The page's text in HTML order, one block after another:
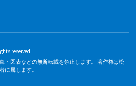
reserved.
・図表などの無断転載を禁止します。 著作権は松
に属します。